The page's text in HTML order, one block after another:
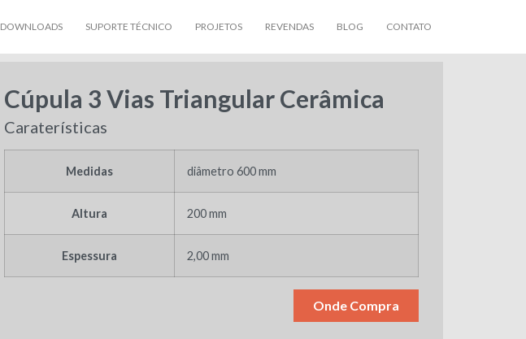
DOWNLOADS SUPORTE TÉCNICO PROJETOS REVENDAS BLOG CONTATO
Cúpula 3 Vias Triangular Cerâmica
Caraterísticas
Medidas diâmetro 600 mm
Altura 200 mm
Espessura 2,00 mm
Onde Compra